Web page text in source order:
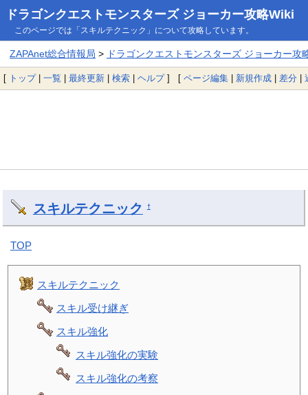
ドラゴンクエストモンスターズ ジョーカー攻略Wiki
このページでは「スキルテクニック」について攻略しています。
ZAPAnet総合情報局 > ドラゴンクエストモンスターズ ジョーカー攻
[ トップ| 一覧 | 最終更新 | 検索 | ヘルプ] [ ページ編集 | 新規作成 | 差分 |
スキルテクニック †
TOP
スキルテクニック
スキル受け継ぎ
スキル強化
スキル強化の実験
スキル強化の考察